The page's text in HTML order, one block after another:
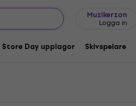
Muzikerzon
Logga in
Store Day upplagor Skivspelare